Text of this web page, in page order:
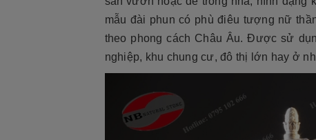
mẫu đài phun có phù điêu tượng nữ
theo phong cách Châu Âu. Được sử
nghiệp, khu chung cư, đô thị lớn hay ở